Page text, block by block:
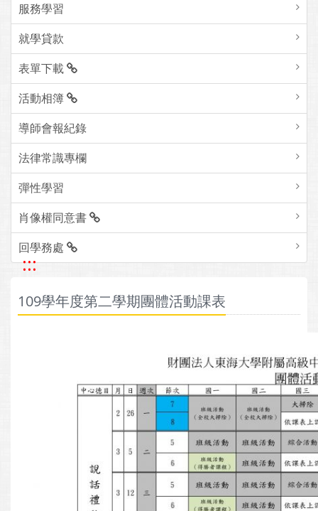
服務學習
就學貸款
表單下載
活動相簿
導師會報紀錄
法律常識專欄
彈性學習
肖像權同意書
回學務處
:::
109學年度第二學期團體活動課表